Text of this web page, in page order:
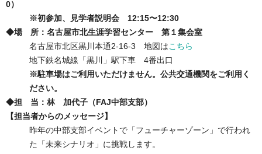
0）
※初参加、見学者説明会 12:15〜12:30
◆場 所：名古屋市北生涯学習センター 第１集会室
名古屋市北区黒川本通2-16-3 地図は こちら
地下鉄名城線「黒川」駅下車 4番出口
※駐車場はご利用いただけません。公共交通機関をご利用く
ださい。
◆担 当：林 加代子（FAJ中部支部）
【担当者からのメッセージ】
昨年の中部支部イベントで「フューチャーゾーン」で行われ
た「未来シナリオ」に挑戦します。